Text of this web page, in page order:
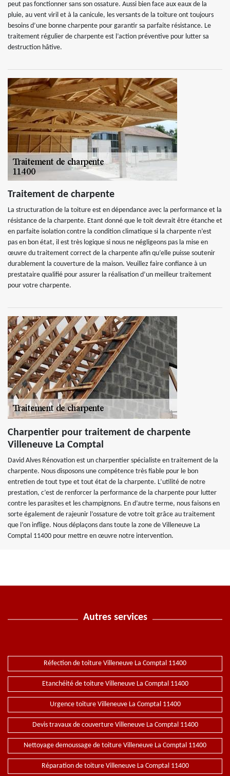
peut pas fonctionner sans son ossature. Aussi bien face aux eaux de la
pluie, au vent viril et à la canicule, les versants de la toiture ont toujours
besoins d’une bonne charpente pour garantir sa parfaite résistance. Le
traitement régulier de charpente est l’action préventive pour lutter sa
destruction hâtive.
Traitement de charpente
La structuration de la toiture est en dépendance avec la performance et la
résistance de la charpente. Etant donné que le toit devrait être étanche et
en parfaite isolation contre la condition climatique si la charpente n’est
pas en bon état, il est très logique si nous ne négligeons pas la mise en
œuvre du traitement correct de la charpente afin qu’elle puisse soutenir
durablement la couverture de la maison. Veuillez faire confiance à un
prestataire qualifié pour assurer la réalisation d’un meilleur traitement
pour votre charpente.
Charpentier pour traitement de charpente
Villeneuve La Comptal
David Alves Rénovation est un charpentier spécialiste en traitement de la
charpente. Nous disposons une compétence très fiable pour le bon
entretien de tout type et tout état de la charpente. L’utilité de notre
prestation, c’est de renforcer la performance de la charpente pour lutter
contre les parasites et les champignons. En d’autre terme, nous faisons en
sorte également de rajeunir l’ossature de votre toit grâce au traitement
que l’on inflige. Nous déplaçons dans toute la zone de Villeneuve La
Comptal 11400 pour mettre en œuvre notre intervention.
Autres services
Réfection de toiture Villeneuve La Comptal 11400
Etanchéité de toiture Villeneuve La Comptal 11400
Urgence toiture Villeneuve La Comptal 11400
Devis travaux de couverture Villeneuve La Comptal 11400
Nettoyage demoussage de toiture Villeneuve La Comptal 11400
Réparation de toiture Villeneuve La Comptal 11400